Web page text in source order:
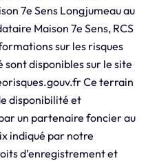
7e Sens Longjumeau au
Maison 7e Sens, RCS
sur les risques
sont disponibles sur le site
Ce terrain
disponibilité et
un partenaire foncier au
indiqué par notre
d’enregistrement et